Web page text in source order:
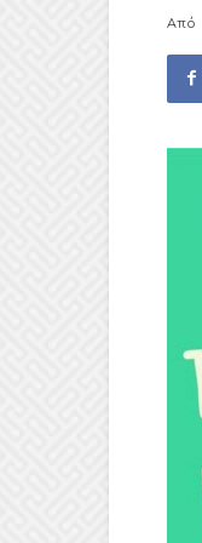
Από